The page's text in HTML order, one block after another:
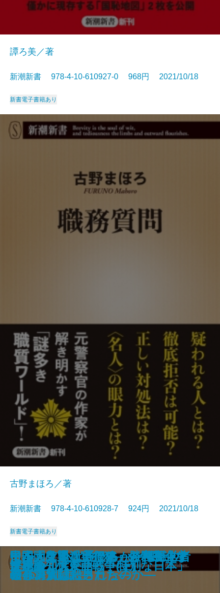
大坂城―秀吉から現代まで 50の秘
話―
ヒトの壁
官邸は今日も間違える
平成のヒット曲
最強脳―『スマホ脳』ハンセン先
生の特別授業―
コロナ後―ハーバード知日派10人
が語る未来―
独身偉人伝
談志のはなし
中国「国恥地図」の謎を解く
譚ろ美／著
新潮新書 978-4-10-610927-0 968円 2021/10/18
新書電子書籍あり
職務質問
古野まほろ／著
新潮新書 978-4-10-610928-7 924円 2021/10/18
新書電子書籍あり
アホか。
ビートルズ
イルカと心は通じるか―海獣学者
の孤軍奮闘記―
世界の知性が語る「特別な日本」
日本大空襲「実行犯」の告白―な
ぜ46万人は殺されたのか―
楽観論
中国「見えない侵略」を可視化す
る
甲子園は通過点です―勝利至上主
義と決別した男たち―
決定版 大東亜戦争(上)
決定版 大東亜戦争(下)